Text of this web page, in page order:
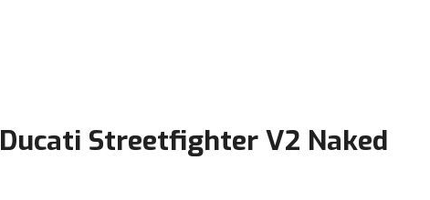
Ducati Streetfighter V2 Naked